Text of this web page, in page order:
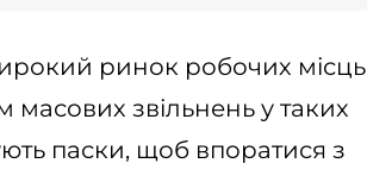
ринок робочих місць
масових звільнень у таких
паски, щоб впоратися з